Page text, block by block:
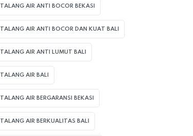
TALANG AIR ANTI BOCOR BEKASI
TALANG AIR ANTI BOCOR DAN KUAT BALI
TALANG AIR ANTI LUMUT BALI
TALANG AIR BALI
TALANG AIR BERGARANSI BEKASI
TALANG AIR BERKUALITAS BALI